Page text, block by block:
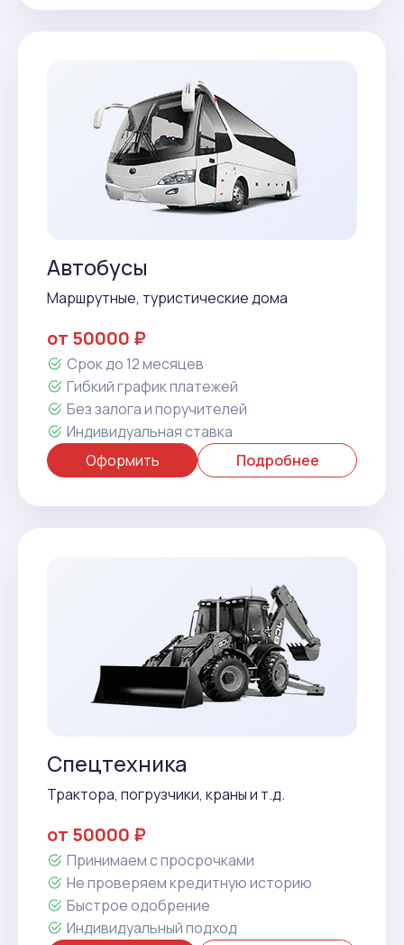
Автобусы
Маршрутные, туристические дома
от 50000 ₽
Срок до 12 месяцев
Гибкий график платежей
Без залога и поручителей
Индивидуальная ставка
Оформить
Подробнее
Спецтехника
Трактора, погрузчики, краны и т.д.
от 50000 ₽
Принимаем с просрочками
Не проверяем кредитную историю
Быстрое одобрение
Индивидуальный подход